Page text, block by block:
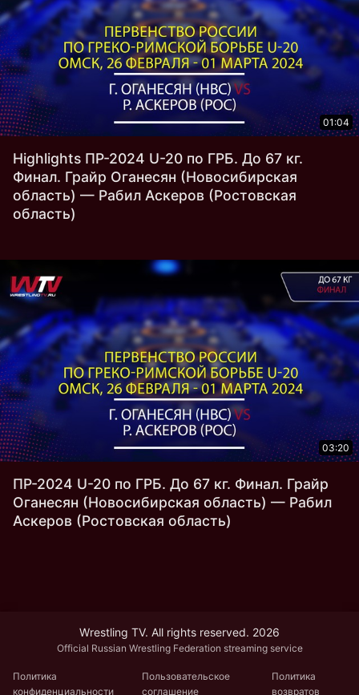
01:04
Highlights ПР-2024 U-20 по ГРБ. До 67 кг.
Финал. Грайр Оганесян (Новосибирская
область) — Рабил Аскеров (Ростовская
область)
03:20
ПР-2024 U-20 по ГРБ. До 67 кг. Финал. Грайр
Оганесян (Новосибирская область) — Рабил
Аскеров (Ростовская область)
Wrestling TV. All rights reserved. 2026
Official Russian Wrestling Federation streaming service
Политика
конфиденциальности
Пользовательское
соглашение
Политика
возвратов